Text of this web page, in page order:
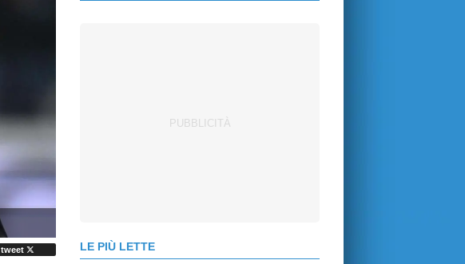
tweet LE PIÙ LETTE